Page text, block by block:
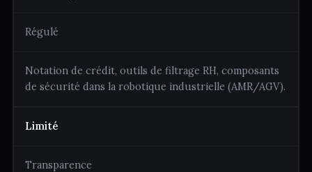
Régulé
Notation de crédit, outils de filtrage RH, composants
de sécurité dans la robotique industrielle (AMR/AGV).
Limité
Transparence